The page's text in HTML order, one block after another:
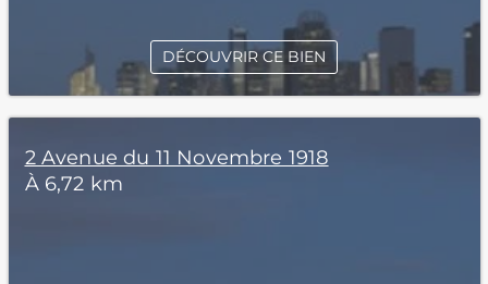
DÉCOUVRIR CE BIEN
2 Avenue du 11 Novembre 1918
À 6,72 km